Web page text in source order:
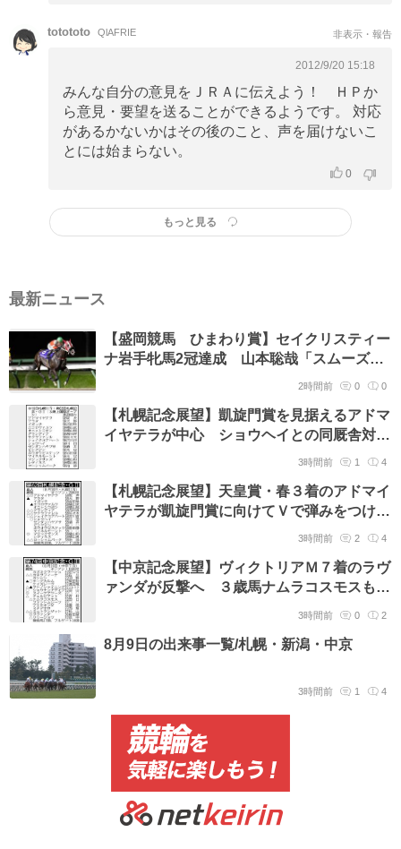
totototo QlAFRIE 非表示・報告
2012/9/20 15:18
みんな自分の意見をＪＲＡに伝えよう！ ＨＰか
ら意見・要望を送ることができるようです。 対応
があるかないかはその後のこと、声を届けないこ
とには始まらない。
0
もっと見る
最新ニュース
【盛岡競馬 ひまわり賞】セイクリスティー
ナ岩手牝馬2冠達成 山本聡哉「スムーズに
2時間前 0 0
【札幌記念展望】凱旋門賞を見据えるアドマ
イヤテラが中心 ショウヘイとの同厩舎対決
3時間前 1 4
【札幌記念展望】天皇賞・春３着のアドマイ
ヤテラが凱旋門賞に向けてＶで弾みをつけら
3時間前 2 4
【中京記念展望】ヴィクトリアＭ７着のラヴ
ァンダが反撃へ ３歳馬ナムラコスモスも重
3時間前 0 2
8月9日の出来事一覧/札幌・新潟・中京
3時間前 1 4